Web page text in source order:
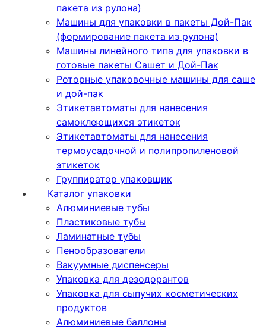
пакета из рулона)
Машины для упаковки в пакеты Дой-Пак
(формирование пакета из рулона)
Машины линейного типа для упаковки в
готовые пакеты Сашет и Дой-Пак
Роторные упаковочные машины для саше
и дой-пак
Этикетавтоматы для нанесения
самоклеющихся этикеток
Этикетавтоматы для нанесения
термоусадочной и полипропиленовой
этикеток
Группиратор упаковщик
Каталог упаковки
Алюминиевые тубы
Пластиковые тубы
Ламинатные тубы
Пенообразователи
Вакуумные диспенсеры
Упаковка для дезодорантов
Упаковка для сыпучих косметических
продуктов
Алюминиевые баллоны